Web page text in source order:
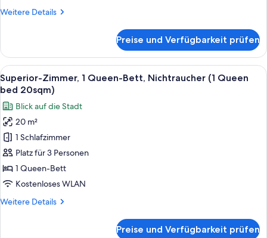
bed
Weitere Details
Weitere
1 King-
Bett,
Nichtraucher,
Eckzimmer
King
bed
22sqm)
Preise und Verfügbarkeit prüfen
Alle
Fotos
für
Superior-
Zimmer,
Queen-
Bett,
Nichtraucher
Queen
Ein Hotelzimmer mit einem großen
5
Superior-Zimmer, 1 Queen-Bett, Nichtraucher (1 Queen
bed 20sqm)
Blick auf die Stadt
20 m²
1 Schlafzimmer
Platz für 3 Personen
1 Queen-Bett
Kostenloses WLAN
Weitere Details
Weitere
Preise und Verfügbarkeit prüfen